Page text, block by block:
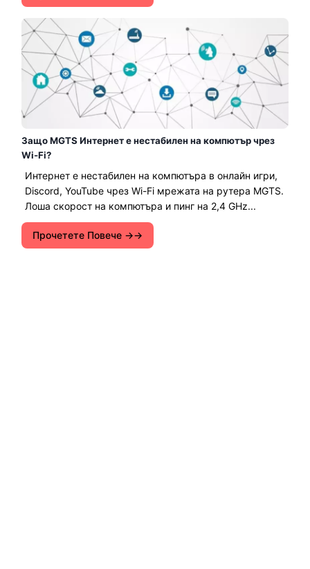
Защо MGTS Интернет е нестабилен на компютър чрез
Wi-Fi?
Интернет е нестабилен на компютъра в онлайн игри,
Discord, YouTube чрез Wi-Fi мрежата на рутера MGTS.
Лоша скорост на компютъра и пинг на 2,4 GHz...
Прочетете Повече →